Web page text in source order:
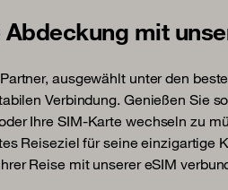
mit
ausgewählt unter den
Verbindung. Genießen Sie
Ihre SIM-Karte wechseln zu
Reiseziel für seine einzigartige
Reise mit unserer eSIM